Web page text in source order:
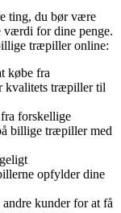
ting, du bør være
værdi for dine penge.
træpiller online:
købe fra
kvalitets træpiller til
forskellige
billige træpiller med
opfylder dine
kunder for at få